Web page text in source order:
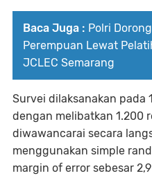
Baca Juga : Polri
Perempuan Lewat
JCLEC Semarang
Survei dilaksanakan pada
dengan melibatkan 1.200
diwawancarai secara
menggunakan simple
margin of error sebesar